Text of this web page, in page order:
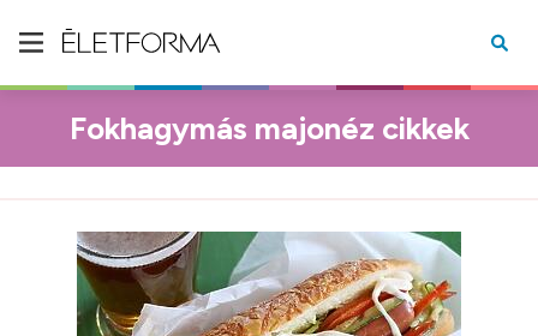
Fokhagymás majonéz cikkek